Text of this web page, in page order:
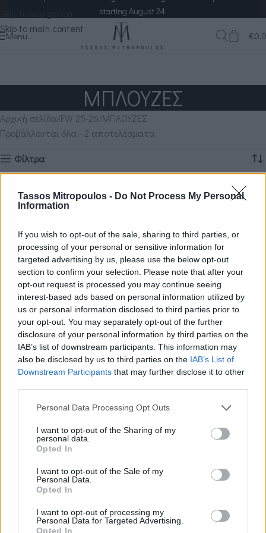
Tassos Mitropoulos - Do Not Process My Personal
Information
If you wish to opt-out of the sale, sharing to third parties, or
processing of your personal or sensitive information for
targeted advertising by us, please use the below opt-out
section to confirm your selection. Please note that after your
opt-out request is processed you may continue seeing
interest-based ads based on personal information utilized by
us or personal information disclosed to third parties prior to
your opt-out. You may separately opt-out of the further
disclosure of your personal information by third parties on the
IAB’s list of downstream participants. This information may
also be disclosed by us to third parties on the IAB’s List of
Downstream Participants that may further disclose it to other
Personal Data Processing Opt Outs
I want to opt-out of the Sharing of my
personal data.
Opted In
I want to opt-out of the Sale of my
Personal Data.
Opted In
I want to opt-out of processing my
Personal Data for Targeted Advertising.
Opted In
Skip to main content
starting August 24.
Menu €
ΜΠΛΟΥΖΕΣ
Αρχική σελίδα FW 25-26 ΜΠΛΟΥΖΕΣ
Προβάλλονται όλα - 2 αποτελέσματα
Φίλτρα
ΤΜ32601Β
408.00
SKU: ΤΜ32601
€267.00
Μπλούζες FW 25-26 | Tassos Mitropoulos
Η συλλογήΜπλούζες FW 25-26
στην έννοια της δομημένης απλότητας: κομμάτια σχεδιασμένα
να φοριούνται μόνα τους ή ως μέρος ενός layered συνόλου,
READ MORE
Αποστολές & Επιστροφές